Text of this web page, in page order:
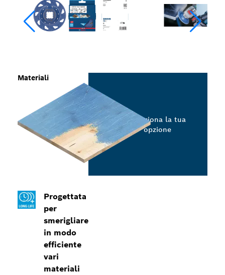
Progettata
per
smerigliare
in modo
efficiente
vari
materiali
Materiali
Seleziona la tua
opzione